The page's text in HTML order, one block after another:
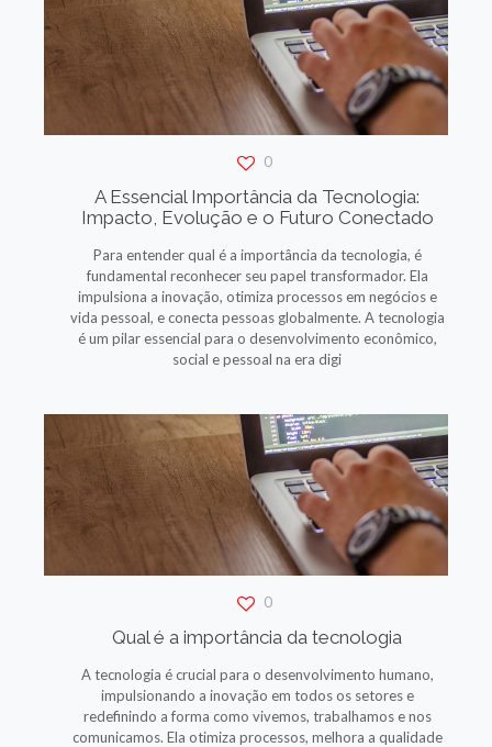
0
A Essencial Importância da Tecnologia:
Impacto, Evolução e o Futuro Conectado
Para entender qual é a importância da tecnologia, é
fundamental reconhecer seu papel transformador. Ela
impulsiona a inovação, otimiza processos em negócios e
vida pessoal, e conecta pessoas globalmente. A tecnologia
é um pilar essencial para o desenvolvimento econômico,
social e pessoal na era digi
0
Qual é a importância da tecnologia
A tecnologia é crucial para o desenvolvimento humano,
impulsionando a inovação em todos os setores e
redefinindo a forma como vivemos, trabalhamos e nos
comunicamos. Ela otimiza processos, melhora a qualidade